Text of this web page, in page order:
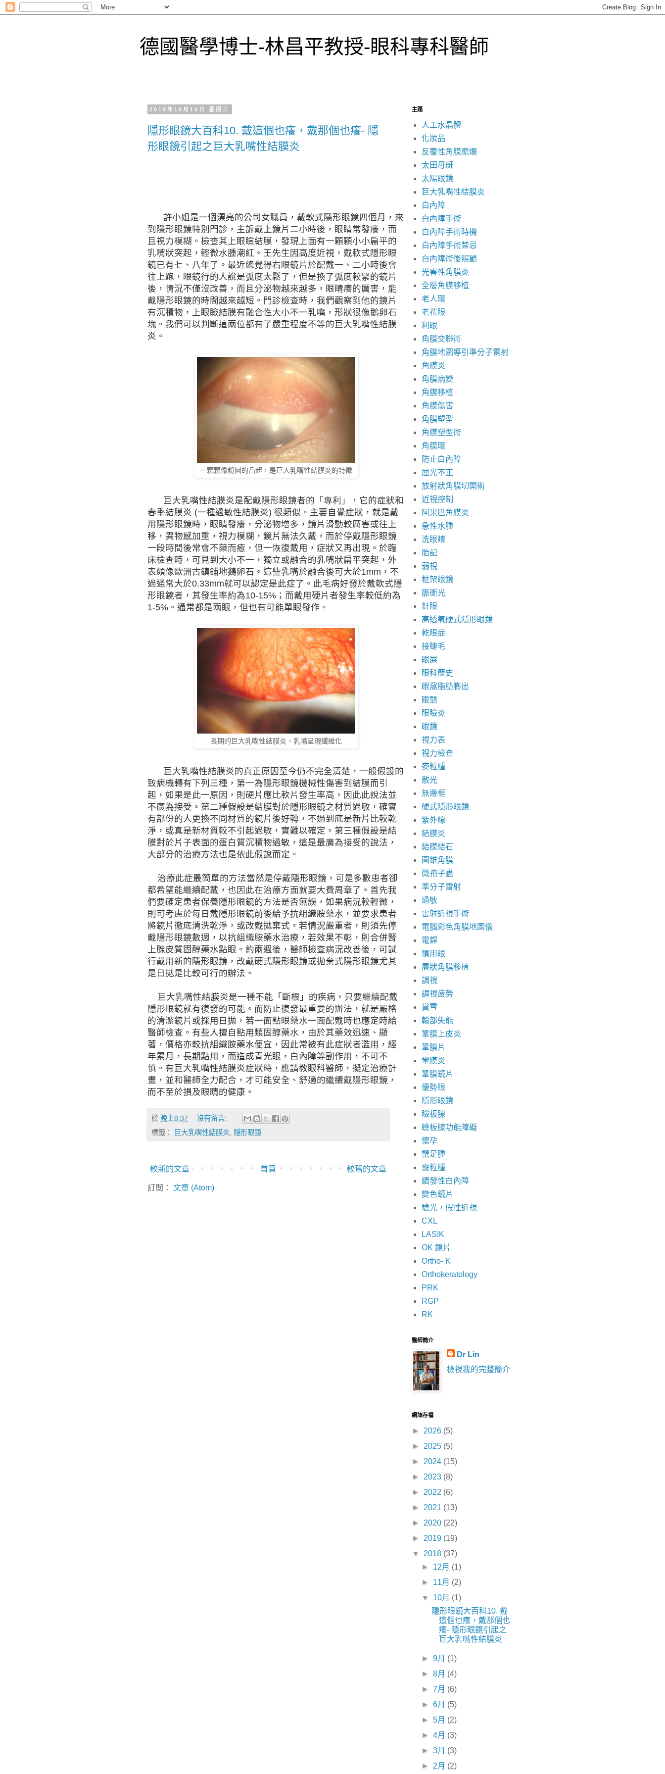
德國醫學博士-林昌平教授-眼科專科醫師
2018年10月10日 星期三
隱形眼鏡大百科10. 戴這個也癢，戴那個也癢- 隱
形眼鏡引起之巨大乳嘴性結膜炎
許小姐是一個漂亮的公司女職員，戴軟式隱形眼鏡四個月，來
到隱形眼鏡特別門診，主訴戴上鏡片二小時後，眼睛常發癢，而
且視力模糊。檢查其上眼瞼結膜，發現上面有一顆顆小小扁平的
乳嘴狀突起，輕微水腫潮紅。王先生因高度近視，戴軟式隱形眼
鏡已有七、八年了。最近總覺得右眼鏡片於配戴一、二小時後會
往上跑，眼鏡行的人說是弧度太鬆了，但是換了弧度較緊的鏡片
後，情況不僅沒改善，而且分泌物越來越多，眼睛癢的厲害，能
戴隱形眼鏡的時間越來越短。門診檢查時，我們觀察到他的鏡片
有沉積物，上眼瞼結膜有融合性大小不一乳嘴，形狀很像鵝卵石
塊。我們可以判斷這兩位都有了嚴重程度不等的巨大乳嘴性結膜
炎。
一顆顆像粉圓的凸起，是巨大乳嘴性結膜炎的特徵
巨大乳嘴性結膜炎是配戴隱形眼鏡者的「專利」，它的症狀和
春季結膜炎 (一種過敏性結膜炎) 很類似。主要自覺症狀，就是戴
用隱形眼鏡時，眼睛發癢，分泌物增多，鏡片滑動較厲害或往上
移，異物感加重，視力模糊，鏡片無法久戴，而於停戴隱形眼鏡
一段時間後常會不藥而癒，但一恢復戴用，症狀又再出現。於臨
床檢查時，可見到大小不一，獨立或融合的乳嘴狀扁平突起，外
表頗像歐洲古鎮鋪地鵝卵石。這些乳嘴於融合後可大於1mm ，不
過通常大於0.33mm就可以認定是此症了。此毛病好發於戴軟式隱
形眼鏡者，其發生率約為10-15% ；而戴用硬片者發生率較低約為
1-5% 。通常都是兩眼，但也有可能單眼發作。
長期的巨大乳嘴性結膜炎，乳嘴呈現纖維化
巨大乳嘴性結膜炎的真正原因至今仍不完全清楚，一般假設的
致病機轉有下列三種，第一為隱形眼鏡機械性傷害到結膜而引
起，如果是此一原因，則硬片應比軟片發生率高，因此此說法並
不廣為接受。第二種假設是結膜對於隱形眼鏡之材質過敏，確實
有部份的人更換不同材質的鏡片後好轉，不過到底是新片比較乾
淨，或真是新材質較不引起過敏，實難以確定。第三種假設是結
膜對於片子表面的蛋白質沉積物過敏，這是最廣為接受的說法，
大部分的治療方法也是依此假說而定。
治療此症最簡單的方法當然是停戴隱形眼鏡，可是多數患者卻
都希望能繼續配戴，也因此在治療方面就要大費周章了。首先我
們要確定患者保養隱形眼鏡的方法是否無誤，如果病況較輕微，
則可考慮於每日戴隱形眼鏡前後給予抗組織胺藥水，並要求患者
將鏡片徹底清洗乾淨，或改戴拋棄式。若情況嚴重者，則須先停
戴隱形眼鏡數週，以抗組織胺藥水治療，若效果不彰，則合併腎
上腺皮質固醇藥水點眼。約兩週後，醫師檢查病況改善後，可試
行戴用新的隱形眼鏡，改戴硬式隱形眼鏡或拋棄式隱形眼鏡尤其
是日拋是比較可行的辦法。
巨大乳嘴性結膜炎是一種不能「斷根」的疾病，只要繼續配戴
隱形眼鏡就有復發的可能。而防止復發最重要的辦法，就是嚴格
的清潔鏡片或採用日拋，若一面點眼藥水一面配戴時也應定時給
醫師檢查。有些人擅自點用類固醇藥水，由於其藥效迅速、顯
著，價格亦較抗組織胺藥水便宜，因此常被有此症狀者濫用，經
年累月，長期點用，而造成青光眼，白內障等副作用，不可不
慎。有巨大乳嘴性結膜炎症狀時，應請教眼科醫師，擬定治療計
畫，並和醫師全力配合，才可能安全、舒適的繼續戴隱形眼鏡，
而不至於損及眼睛的健康。
於 晚上8:37
沒有留言:
標籤：
巨大乳嘴性結膜炎, 隱形眼鏡
較新的文章 較舊的文章
首頁
訂閱： 文章 (Atom)
主題
人工水晶體
化妝品
反覆性角膜糜爛
太田母斑
太陽眼鏡
巨大乳嘴性結膜炎
白內障
白內障手術
白內障手術時機
白內障手術禁忌
白內障術後照顧
光害性角膜炎
全層角膜移植
老人環
老花眼
利眼
角膜交聯術
角膜地圖導引準分子雷射
角膜炎
角膜病變
角膜移植
角膜傷害
角膜塑型
角膜塑型術
角膜環
防止白內障
屈光不正
放射狀角膜切開術
近視控制
阿米巴角膜炎
急性水腫
洗眼睛
胎記
弱視
框架眼鏡
脈衝光
針眼
高透氧硬式隱形眼鏡
乾眼症
接睫毛
眼屎
眼科歷史
眼窩脂肪膨出
眼翳
眼瞼炎
眼鏡
視力表
視力檢查
麥粒腫
散光
無邊框
硬式隱形眼鏡
紫外線
結膜炎
結膜結石
圓錐角膜
微孢子蟲
準分子雷射
過敏
雷射近視手術
電腦彩色角膜地圖儀
電銲
慣用眼
層狀角膜移植
調視
調視疲勞
賞雪
輪部失能
鞏膜上皮炎
鞏膜片
鞏膜炎
鞏膜鏡片
優勢眼
隱形眼鏡
瞼板腺
瞼板腺功能障礙
懷孕
蟹足腫
霰粒腫
續發性白內障
變色鏡片
驗光，假性近視
CXL
LASIK
OK 鏡片
Ortho- K
Orthokeratology
PRK
RGP
RK
醫師簡介
Dr Lin
檢視我的完整簡介
網誌存檔
► 2026 (5)
► 2025 (5)
► 2024 (15)
► 2023 (8)
► 2022 (6)
► 2021 (13)
► 2020 (22)
► 2019 (19)
▼ 2018 (37)
► 12月 (1)
► 11月 (2)
▼ 10月 (1)
隱形眼鏡大百科10. 戴
這個也癢，戴那個也
癢- 隱形眼鏡引起之
巨大乳嘴性結膜炎
►9月 (1)
►8月 (4)
►7月 (6)
►6月 (5)
►5月 (2)
►4月 (3)
►3月 (3)
► 2月 (2)